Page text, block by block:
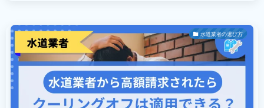
水道業者の選び方